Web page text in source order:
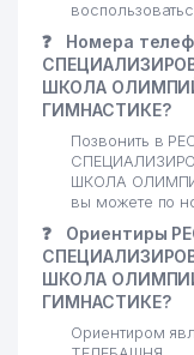
❓
Номера
ШКОЛА
ГИМНАСТИКЕ?
Позвонить в
ШКОЛА
вы можете по
❓
Ориентиры
ШКОЛА
ГИМНАСТИКЕ?
Ориентиром